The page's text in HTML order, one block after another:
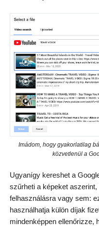
Imádom, hogy gyakorlatilag
közvetlenül a
Ugyanígy kereshet a
szűrheti a képeket
felhasználásra vagy sem:
használhatja külön díjak
mindenképpen ellenőrizze,